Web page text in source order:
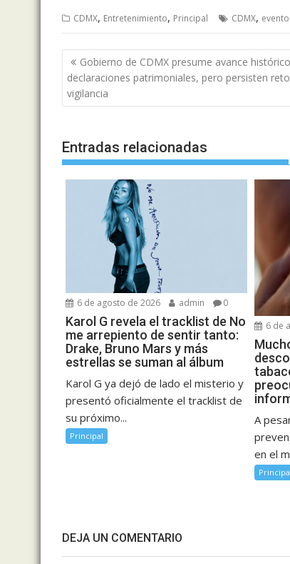
CDMX, Entretenimiento, Principal CDMX,
Navegación
de
entradas
Gobierno de CDMX presume avance
declaraciones patrimoniales, pero persisten
vigilancia
Entradas relacionadas
6 de agosto de 2026 admin 0
Karol G revela el tracklist de No
me arrepiento de sentir tanto:
Drake, Bruno Mars y más
estrellas se suman al álbum
Karol G ya dejó de lado el misterio y
presentó oficialmente el tracklist de
su próximo...
Principal
6 de
A
en el
DEJA UN COMENTARIO